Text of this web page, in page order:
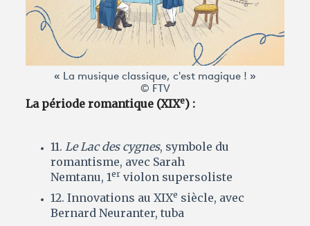
« La musique classique, c'est magique ! »
© FTV
La période romantique (XIXe) :
11.Le Lac des cygnes, symbole du
romantisme, avec Sarah
Nemtanu, 1er violon supersoliste
12. Innovations au XIXe siècle, avec
Bernard Neuranter, tuba